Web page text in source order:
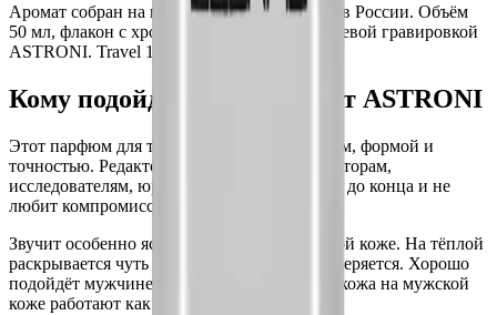
Аромат собран на молекулярных формулах в России. Объём
50 мл, флакон с хромовой крышкой и глянцевой гравировкой
ASTRONI. Travel 10 мл для сумки.
Кому подойдут духи Девы от ASTRONI
Этот парфюм для тех, кто работает с текстом, формой и
точностью. Редакторам, кураторам, архитекторам,
исследователям, юристам. Тем, кто доводит до конца и не
любит компромиссов.
Звучит особенно ясно на сухой и прохладной коже. На тёплой
раскрывается чуть быстрее, но рисунок не теряется. Хорошо
подойдёт мужчине-Деве: пряные специи и кожа на мужской
коже работают как старая дорогая книга.